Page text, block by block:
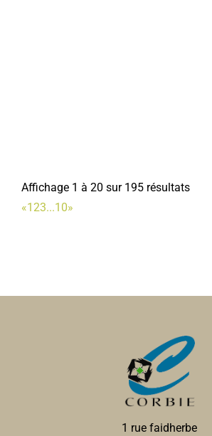
Affichage 1 à 20 sur 195 résultats
«123...10»
1 rue faidherbe